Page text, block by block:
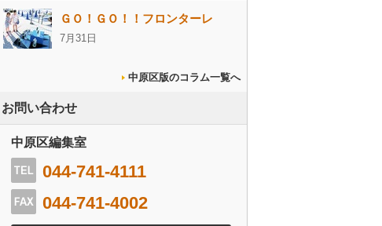
ＧＯ！ＧＯ！！フロンターレ
7月31日
中原区版のコラム一覧へ
お問い合わせ
中原区編集室
044-741-4111
044-741-4002